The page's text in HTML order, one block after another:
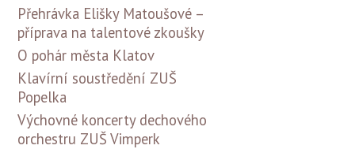
Přehrávka Elišky Matoušové –
příprava na talentové zkoušky
O pohár města Klatov
Klavírní soustředění ZUŠ
Popelka
Výchovné koncerty dechového
orchestru ZUŠ Vimperk